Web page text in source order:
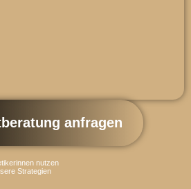
anfragen
nutzen
Strategien